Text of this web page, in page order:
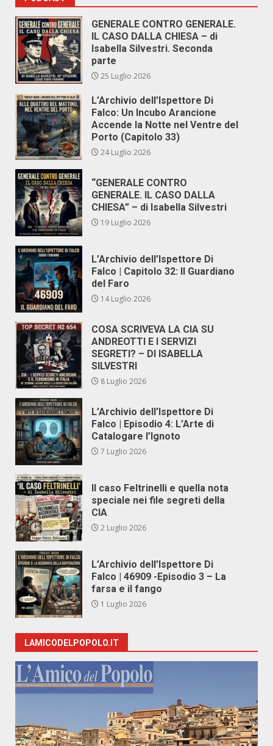
GENERALE CONTRO GENERALE.
IL CASO DALLA CHIESA – di
Isabella Silvestri. Seconda
parte
25 Luglio 2026
L’Archivio dell’Ispettore Di
Falco: Un Incubo Arancione
Accende la Notte nel Ventre del
Porto (Capitolo 33)
24 Luglio 2026
“GENERALE CONTRO
GENERALE. IL CASO DALLA
CHIESA” – di Isabella Silvestri
19 Luglio 2026
L’Archivio dell’Ispettore Di
Falco | Capitolo 32: Il Guardiano
del Faro
14 Luglio 2026
COSA SCRIVEVA LA CIA SU
ANDREOTTI E I SERVIZI
SEGRETI? – DI ISABELLA
SILVESTRI
8 Luglio 2026
L’Archivio dell’Ispettore Di
Falco | Episodio 4: L’Arte di
Catalogare l’Ignoto
7 Luglio 2026
Il caso Feltrinelli e quella nota
speciale nei file segreti della
CIA
2 Luglio 2026
L’Archivio dell’Ispettore Di
Falco | 46909 -Episodio 3 – La
farsa e il fango
1 Luglio 2026
LAMICODELPOPOLO.IT